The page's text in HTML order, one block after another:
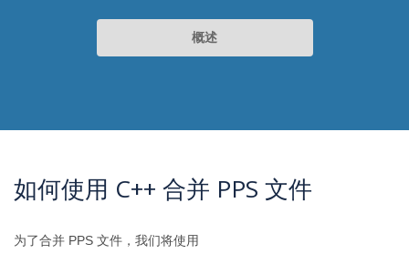
概述
如何使用 C++ 合并 PPS 文件
为了合并 PPS 文件，我们将使用